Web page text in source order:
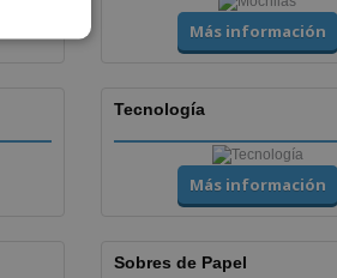
Más información
Tecnología
Más información
Sobres de Papel